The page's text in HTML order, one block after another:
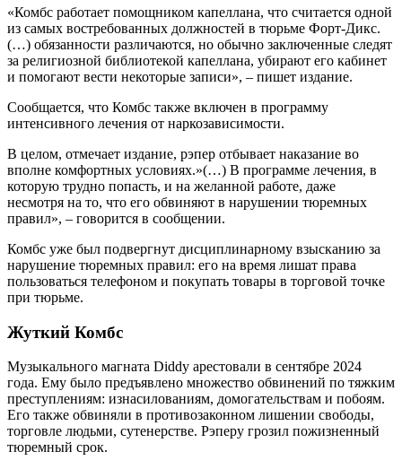
«Комбс работает помощником капеллана, что считается одной
из самых востребованных должностей в тюрьме Форт-Дикс.
(…) обязанности различаются, но обычно заключенные следят
за религиозной библиотекой капеллана, убирают его кабинет
и помогают вести некоторые записи», – пишет издание.
Сообщается, что Комбс также включен в программу
интенсивного лечения от наркозависимости.
В целом, отмечает издание, рэпер отбывает наказание во
вполне комфортных условиях.»(…) В программе лечения, в
которую трудно попасть, и на желанной работе, даже
несмотря на то, что его обвиняют в нарушении тюремных
правил», – говорится в сообщении.
Комбс уже был подвергнут дисциплинарному взысканию за
нарушение тюремных правил: его на время лишат права
пользоваться телефоном и покупать товары в торговой точке
при тюрьме.
Жуткий Комбс
Музыкального магната Diddy арестовали в сентябре 2024
года. Ему было предъявлено множество обвинений по тяжким
преступлениям: изнасилованиям, домогательствам и побоям.
Его также обвиняли в противозаконном лишении свободы,
торговле людьми, сутенерстве. Рэперу грозил пожизненный
тюремный срок.